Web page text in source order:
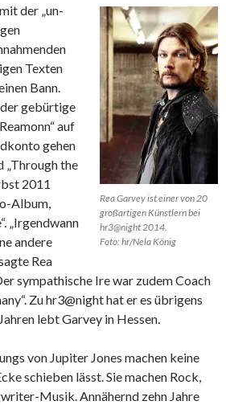
Rea Garvey ist einer von 20
großartigen Künstlern bei
hr3@night 2014.
Foto: hr/Nela König
der „un-
Texten
Bann.
gebürtige
auf
gehen
„Through the
2011
Album,
„Irgendwann
andere
Rea
sympathische Ire war zudem Coach
Zu hr3@night hat er es übrigens
lebt Garvey in Hessen.
von Jupiter Jones machen keine
schieben lässt. Sie machen Rock,
Musik. Annähernd zehn Jahre